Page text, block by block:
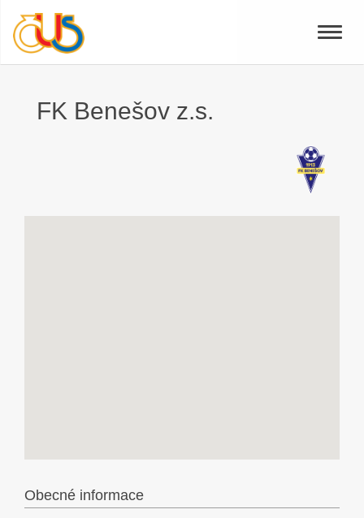
Toggle
FK Benešov z.s.
Obecné informace